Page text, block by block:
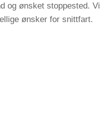
og ønsket stoppested. Vi
ønsker for snittfart.